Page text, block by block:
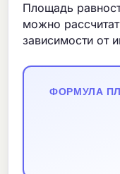
Площадь
можно
зависимости от
ФОРМУЛА